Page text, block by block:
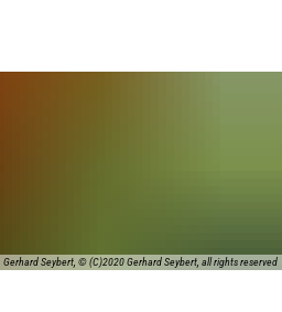
Gerhard Seybert, © (C)2020 Gerhard Seybert, all rights reserved